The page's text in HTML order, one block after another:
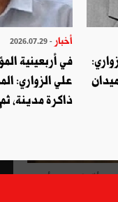
أنّه لم يتهم أي
أخبار - 2026.07.29
في أربعينية
علي الزواري:
ذاكرة مدينة،